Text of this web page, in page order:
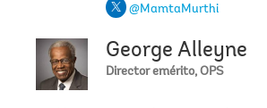
@MamtaMurthi
George Alleyne
Director emérito, OPS